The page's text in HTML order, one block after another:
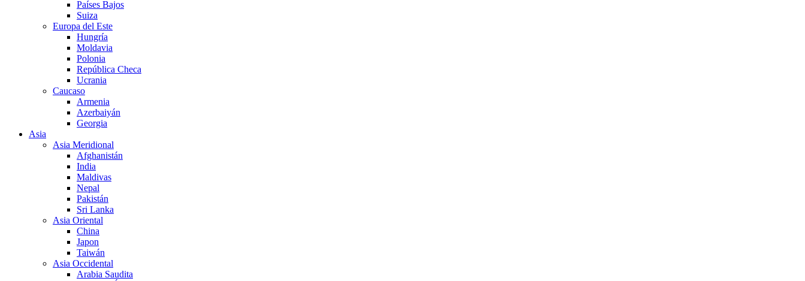
Países Bajos
Suiza
Europa del Este
Hungría
Moldavia
Polonia
República Checa
Ucrania
Caucaso
Armenia
Azerbaiyán
Georgia
Asia
Asia Meridional
Afghanistán
India
Maldivas
Nepal
Pakistán
Sri Lanka
Asia Oriental
China
Japon
Taiwán
Asia Occidental
Arabia Saudita